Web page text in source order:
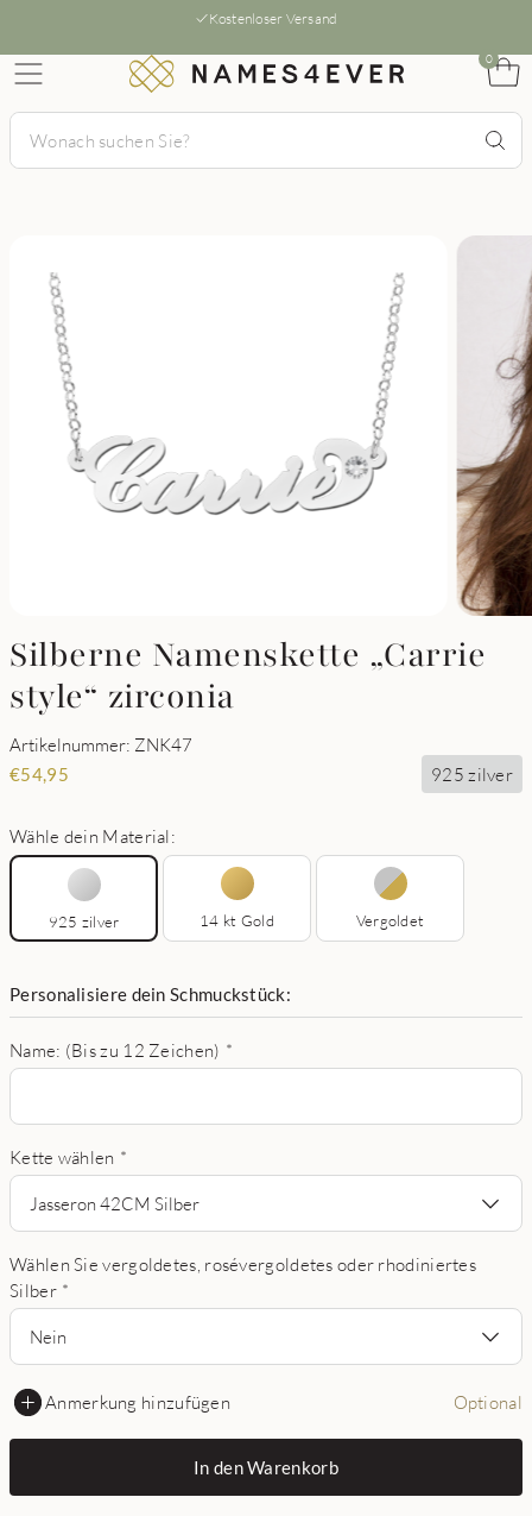
Kostenloser Versand
0
Silberne Namenskette „Carrie
style“ zirconia
Artikelnummer: ZNK47
€54,95 925 zilver
Wähle dein Material:
925 zilver 14 kt Gold Vergoldet
Personalisiere dein Schmuckstück:
Name: (Bis zu 12 Zeichen) *
Kette wählen *
Jasseron 42CM Silber
Wählen Sie vergoldetes, rosévergoldetes oder rhodiniertes
Silber *
Nein
Anmerkung hinzufügen Optional
In den Warenkorb